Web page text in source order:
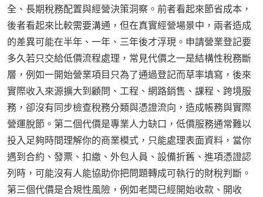
全、長期稅務配置與經營決策洞察。前者看起來節省成本，
後者看起來比較需要溝通，但在真實經營場景中，兩者造成
的差異可能在半年、一年、三年後才浮現。申請營業登記要
多久若只交給低價流程處理，常見代價之一是結構性稅務斷
層，例如一開始營業項目只為了通過登記而草率填寫，後來
實際收入來源擴大到顧問、工程、網路銷售、課程、跨境服
務，卻沒有同步檢查稅務分類與憑證流向，造成帳務與實際
營運脫節。第二個代價是專業人力缺口，低價服務通常難以
投入足夠時間理解你的商業模式，只能處理表面資料，當你
遇到合約、發票、扣繳、外包人員、設備折舊、進項憑證認
列時，可能沒有人能協助你把問題轉成可執行的財稅判斷。
第三個代價是合規性風險，例如老闆已經開始收款、開收